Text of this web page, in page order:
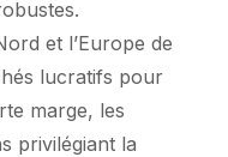
et l’Europe de
lucratifs pour
marge, les
privilégiant la